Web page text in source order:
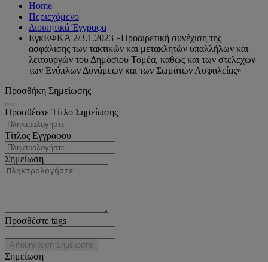
Home
Περιεχόμενο
Διοικητικά Έγγραφα
ΕγκΕΦΚΑ 2/3.1.2023 «Προαιρετική συνέχιση της
ασφάλισης των τακτικών και μετακλητών υπαλλήλων και
λειτουργών του Δημόσιου Τομέα, καθώς και των στελεχών
των Ενόπλων Δυνάμεων και των Σωμάτων Ασφαλείας»
Προσθήκη Σημείωσης
Προσθέστε Τίτλο Σημείωσης
Τίτλος Εγγράφου
Σημείωση
Προσθέστε tags
Αποθήκευση Σημείωσης
Σημείωση